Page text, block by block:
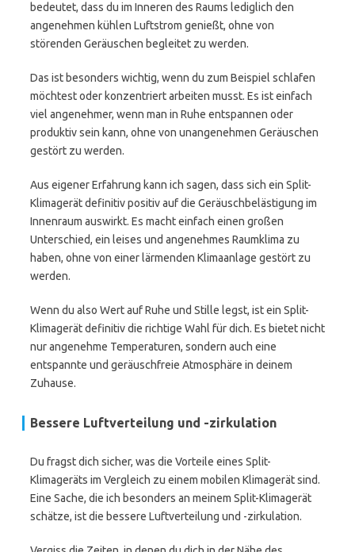
bedeutet, dass du im Inneren des Raums lediglich den
angenehmen kühlen Luftstrom genießt, ohne von
störenden Geräuschen begleitet zu werden.
Das ist besonders wichtig, wenn du zum Beispiel schlafen
möchtest oder konzentriert arbeiten musst. Es ist einfach
viel angenehmer, wenn man in Ruhe entspannen oder
produktiv sein kann, ohne von unangenehmen Geräuschen
gestört zu werden.
Aus eigener Erfahrung kann ich sagen, dass sich ein Split-
Klimagerät definitiv positiv auf die Geräuschbelästigung im
Innenraum auswirkt. Es macht einfach einen großen
Unterschied, ein leises und angenehmes Raumklima zu
haben, ohne von einer lärmenden Klimaanlage gestört zu
werden.
Wenn du also Wert auf Ruhe und Stille legst, ist ein Split-
Klimagerät definitiv die richtige Wahl für dich. Es bietet nicht
nur angenehme Temperaturen, sondern auch eine
entspannte und geräuschfreie Atmosphäre in deinem
Zuhause.
Bessere Luftverteilung und -zirkulation
Du fragst dich sicher, was die Vorteile eines Split-
Klimageräts im Vergleich zu einem mobilen Klimagerät sind.
Eine Sache, die ich besonders an meinem Split-Klimagerät
schätze, ist die bessere Luftverteilung und -zirkulation.